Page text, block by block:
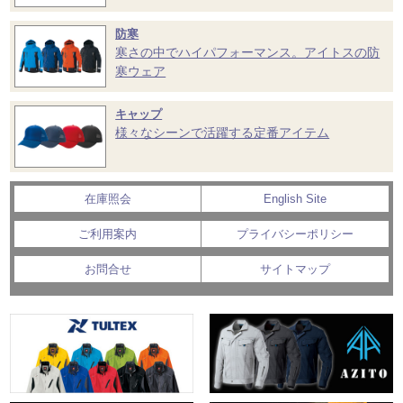
防寒
寒さの中でハイパフォーマンス。アイトスの防
寒ウェア
キャップ
様々なシーンで活躍する定番アイテム
在庫照会 English Site
ご利用案内 プライバシーポリシー
お問合せ サイトマップ